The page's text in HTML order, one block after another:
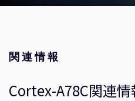
関連情報
Cortex-A78C関連情